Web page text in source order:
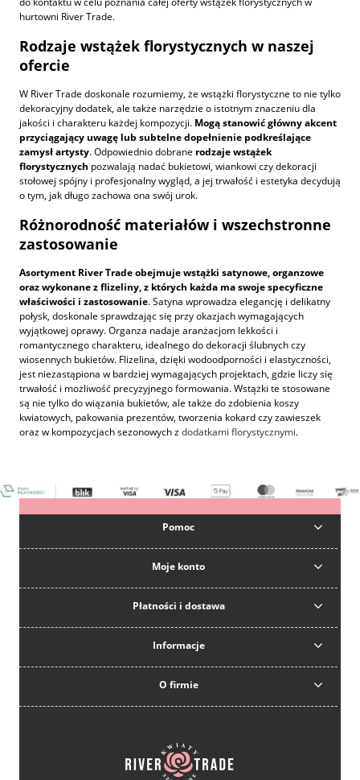
hurtowni River Trade.
Rodzaje wstążek florystycznych w naszej
ofercie
W River Trade doskonale rozumiemy, że wstążki florystyczne to nie tylko
dekoracyjny dodatek, ale także narzędzie o istotnym znaczeniu dla
jakości i charakteru każdej kompozycji. Mogą stanowić główny akcent
przyciągający uwagę lub subtelne dopełnienie podkreślające
zamysł artysty. Odpowiednio dobrane rodzaje wstążek
florystycznych pozwalają nadać bukietowi, wiankowi czy dekoracji
stołowej spójny i profesjonalny wygląd, a jej trwałość i estetyka decydują
o tym, jak długo zachowa ona swój urok.
Różnorodność materiałów i wszechstronne
zastosowanie
Asortyment River Trade obejmuje wstążki satynowe, organzowe
oraz wykonane z flizeliny, z których każda ma swoje specyficzne
właściwości i zastosowanie. Satyna wprowadza elegancję i delikatny
połysk, doskonale sprawdzając się przy okazjach wymagających
wyjątkowej oprawy. Organza nadaje aranżacjom lekkości i
romantycznego charakteru, idealnego do dekoracji ślubnych czy
wiosennych bukietów. Flizelina, dzięki wodoodporności i elastyczności,
jest niezastąpiona w bardziej wymagających projektach, gdzie liczy się
trwałość i możliwość precyzyjnego formowania. Wstążki te stosowane
są nie tylko do wiązania bukietów, ale także do zdobienia koszy
kwiatowych, pakowania prezentów, tworzenia kokard czy zawieszek
oraz w kompozycjach sezonowych zdodatkami florystycznymi.
Pomoc
Moje konto
Płatności i dostawa
Informacje
O firmie